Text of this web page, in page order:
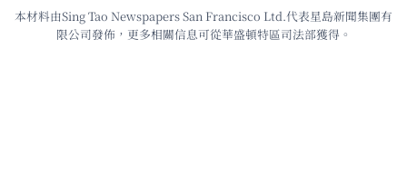
本材料由Sing Tao Newspapers San Francisco Ltd.代表星島新聞集團有
限公司發佈，更多相關信息可從華盛頓特區司法部獲得。